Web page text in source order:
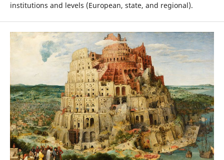
institutions and levels (European, state, and regional).